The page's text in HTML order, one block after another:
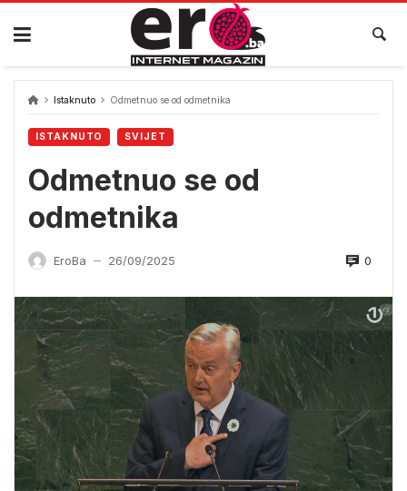
Skip
content
Istaknuto Odmetnuo se od odmetnika
ISTAKNUTO SVIJET
Odmetnuo se od
odmetnika
EroBa — 26/09/2025 0